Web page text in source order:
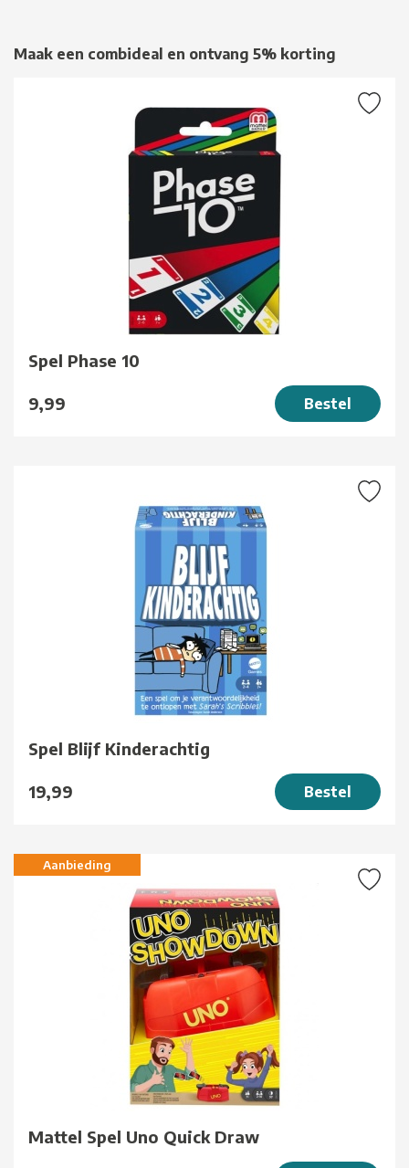
Maak een combideal en ontvang 5% korting
Spel Phase 10
9,99 Bestel
Spel Blijf Kinderachtig
19,99 Bestel
Aanbieding
Mattel Spel Uno Quick Draw